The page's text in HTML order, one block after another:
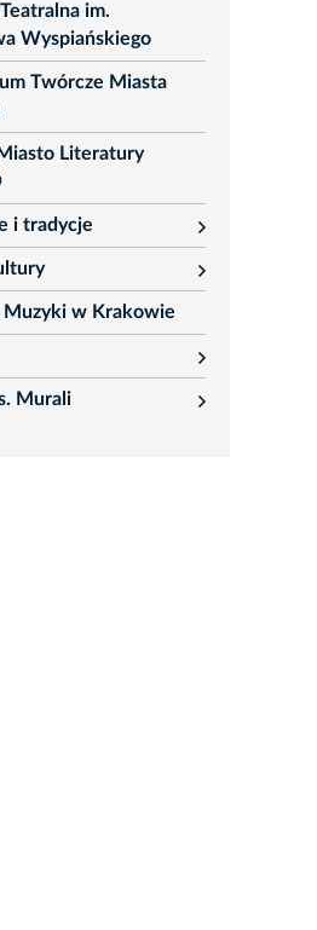
im.
Wyspiańskiego
Twórcze Miasta
Literatury
i tradycje
w Krakowie
Murali